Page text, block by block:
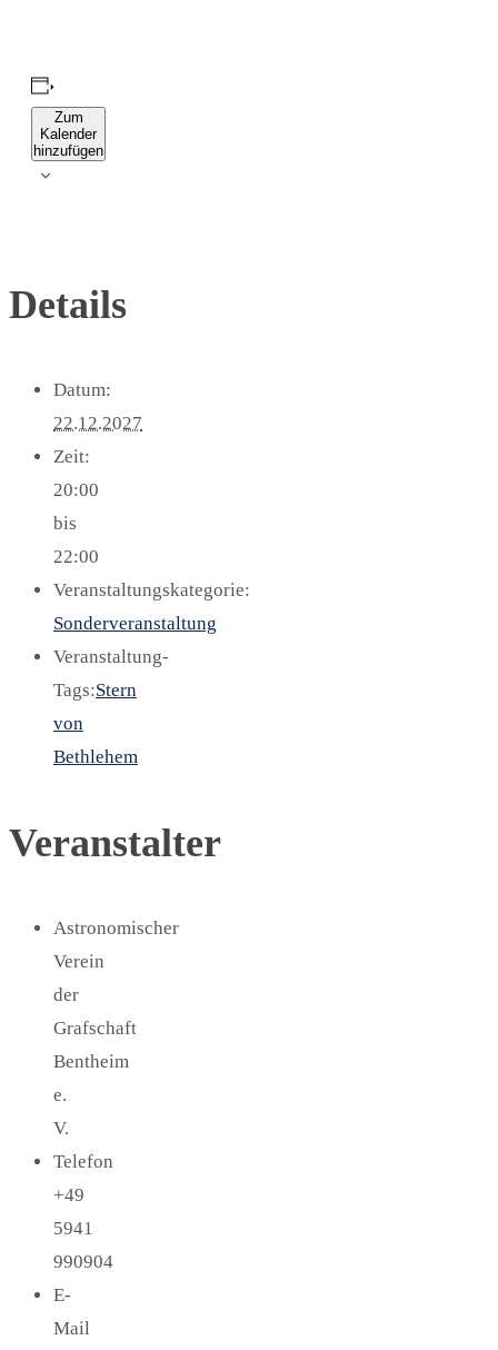
Zum
Kalender
hinzufügen
Details
Datum:
22.12.2027
Zeit:
20:00
bis
22:00
Veranstaltungskategorie:
Sonderveranstaltung
Veranstaltung-
Tags:Stern
von
Bethlehem
Veranstalter
Astronomischer
Verein
der
Grafschaft
Bentheim
e.
V.
Telefon
+49
5941
990904
E-
Mail